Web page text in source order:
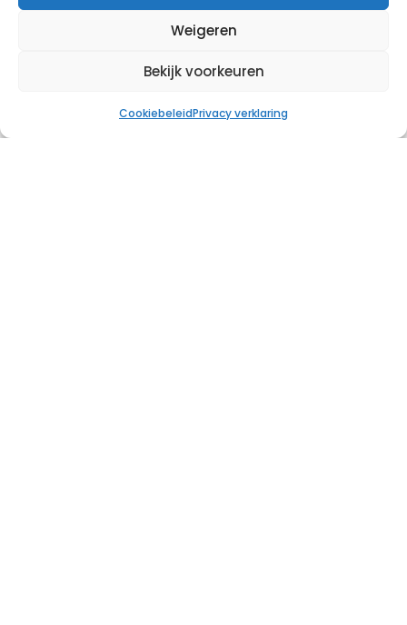
Weigeren
Bekijk voorkeuren
CookiebeleidPrivacy verklaring
verandering.
Bij EpexMind zien we telefoonbeleid niet als
doel, maar als middel. In onze trajecten